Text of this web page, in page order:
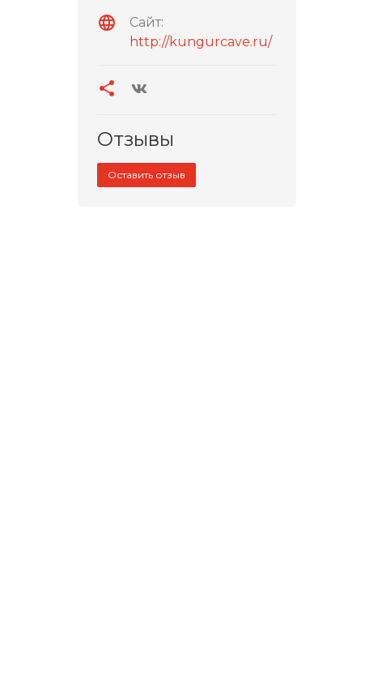
Сайт:
http://kungurcave.ru/
Отзывы
Оставить отзыв